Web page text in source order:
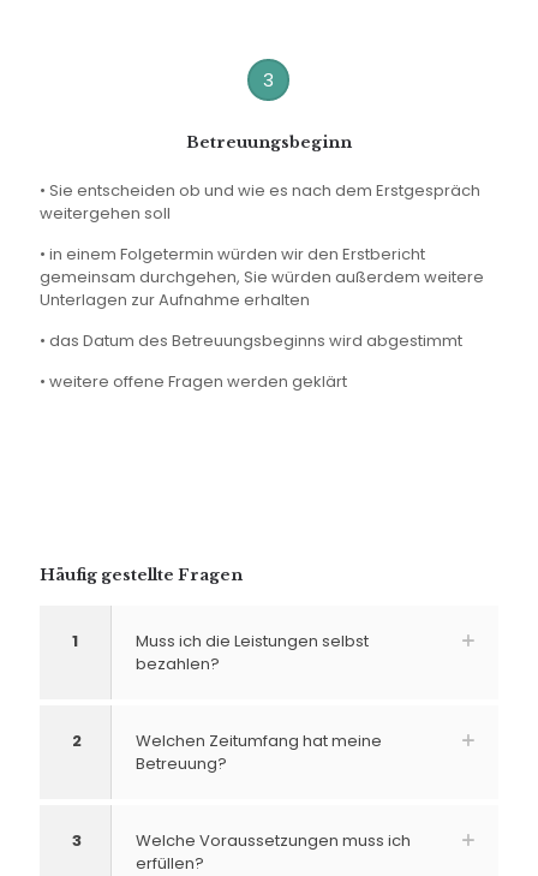
3
Betreuungsbeginn
• Sie entscheiden ob und wie es nach dem Erstgespräch
weitergehen soll
• in einem Folgetermin würden wir den Erstbericht
gemeinsam durchgehen, Sie würden außerdem weitere
Unterlagen zur Aufnahme erhalten
• das Datum des Betreuungsbeginns wird abgestimmt
• weitere offene Fragen werden geklärt
Häufig gestellte Fragen
1
Muss ich die Leistungen selbst
bezahlen?
2
Welchen Zeitumfang hat meine
Betreuung?
3
Welche Voraussetzungen muss ich
erfüllen?